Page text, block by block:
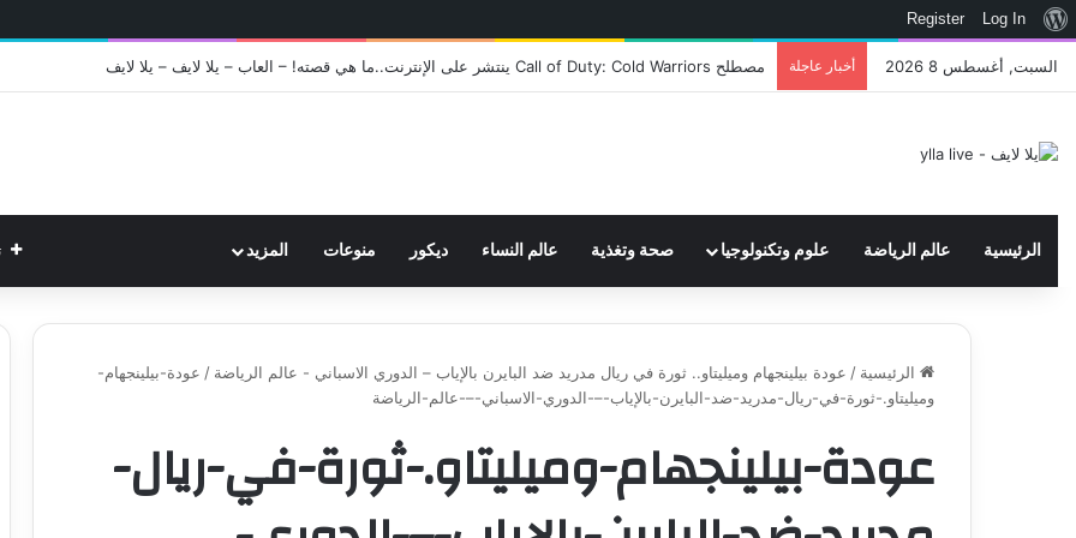
نبذة
ووردبريس
Log In
Register
السبت, أغسطس 8 2026 أخبار عاجلة اتحاد WWE يسجل ثلاث علامات تجارية تتعلق في الألعاب..هل هناك إعلان قريب! – العاب – يلا لايف – يلا لايف
الرئيسية عالم الرياضة علوم وتكنولوجيا صحة وتغذية عالم النساء ديكور منوعات المزيد
الرئيسية / عودة بيلينجهام وميليتاو.. ثورة في ريال مدريد ضد البايرن بالإياب – الدوري الاسباني - عالم الرياضة / عودة-بيلينجهام-
وميليتاو.-ثورة-في-ريال-مدريد-ضد-البايرن-بالإياب-–-الدوري-الاسباني-–-عالم-الرياضة
عودة-بيلينجهام-وميليتاو.-ثورة-في-ريال-